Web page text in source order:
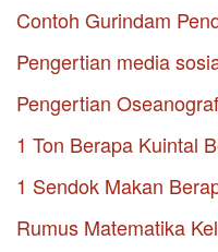
Contoh Gurindam
Pengertian media
Pengertian
1 Ton Berapa Kuintal
1 Sendok Makan
Rumus Matematika